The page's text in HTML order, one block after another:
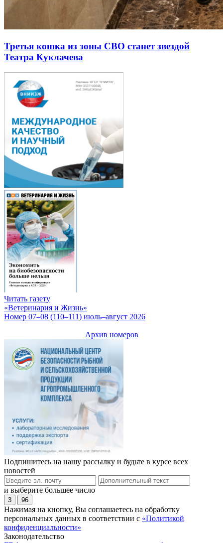
Третья кошка из зоны СВО станет звездой
Театра Куклачева
Читать газету
«Ветеринария и Жизнь»
Номер 07–08 (110–111) июль–август 2026
Архив номеров
Подпишитесь на нашу рассылку и будьте в курсе всех
новостей
и выберите большее число
3 96
Нажимая на кнопку, Вы соглашаетесь на обработку
персональных данных в соответствии с «Политикой
конфиденциальности»
Законодательство